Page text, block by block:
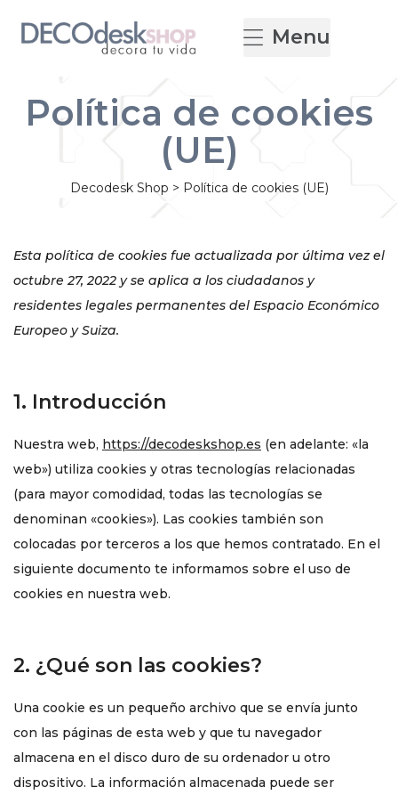
Menu
Decodesk Shop > Política de cookies (UE)
Política de cookies
(UE)
Esta política de cookies fue actualizada por última vez el
octubre 27, 2022 y se aplica a los ciudadanos y
residentes legales permanentes del Espacio Económico
Europeo y Suiza.
1. Introducción
Nuestra web, https://decodeskshop.es (en adelante: «la
web») utiliza cookies y otras tecnologías relacionadas
(para mayor comodidad, todas las tecnologías se
denominan «cookies»). Las cookies también son
colocadas por terceros a los que hemos contratado. En el
siguiente documento te informamos sobre el uso de
cookies en nuestra web.
2. ¿Qué son las cookies?
Una cookie es un pequeño archivo que se envía junto
con las páginas de esta web y que tu navegador
almacena en el disco duro de su ordenador u otro
dispositivo. La información almacenada puede ser